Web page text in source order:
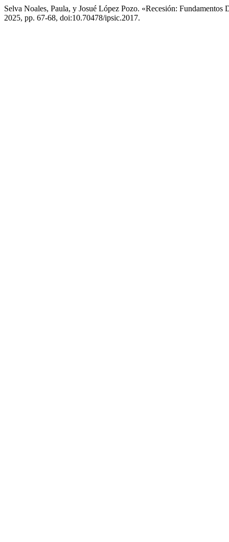
Selva Noales, Paula, y Josué López Pozo. «Recesión:
2025, pp. 67-68, doi:10.70478/ipsic.2017.